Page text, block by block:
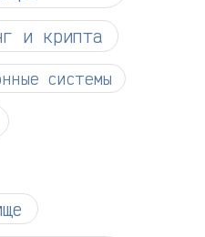
и крипта
системы